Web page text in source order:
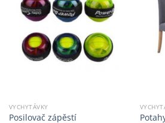
VYCHYTÁVKY
Posilovač zápěstí